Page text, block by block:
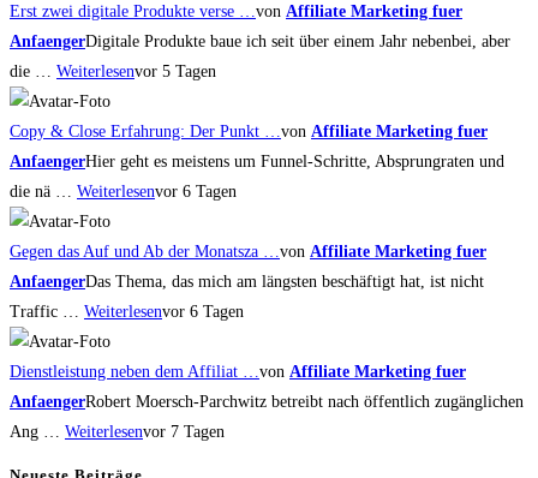
Erst zwei digitale Produkte verse … von Affiliate Marketing fuer
AnfaengerDigitale Produkte baue ich seit über einem Jahr nebenbei, aber
die … Weiterlesenvor 5 Tagen
Copy & Close Erfahrung: Der Punkt … von Affiliate Marketing fuer
AnfaengerHier geht es meistens um Funnel-Schritte, Absprungraten und
die nä … Weiterlesenvor 6 Tagen
Gegen das Auf und Ab der Monatsza … von Affiliate Marketing fuer
AnfaengerDas Thema, das mich am längsten beschäftigt hat, ist nicht
Traffic … Weiterlesenvor 6 Tagen
Dienstleistung neben dem Affiliat … von Affiliate Marketing fuer
AnfaengerRobert Moersch-Parchwitz betreibt nach öffentlich zugänglichen
Ang … Weiterlesenvor 7 Tagen